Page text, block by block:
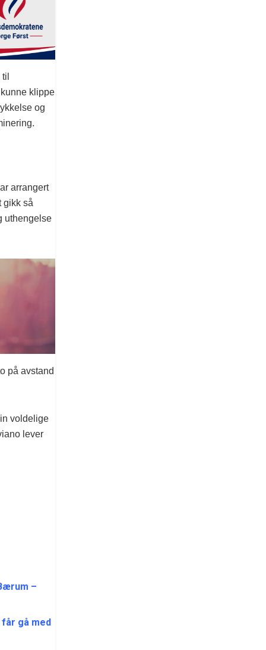
klippe
og
arrangert
gikk så
uthengelse
på avstand
voldelige
lever
–
gå med